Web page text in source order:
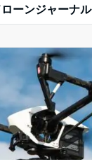
ーンジャーナル